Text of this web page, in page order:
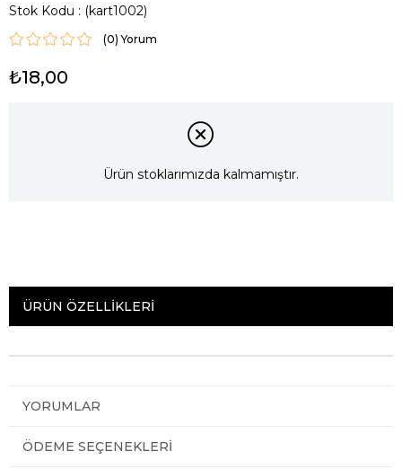
Stok Kodu (kart1002)
(0)
₺18,00
Ürün stoklarımızda kalmamıştır.
ÜRÜN ÖZELLIKLERI
YORUMLAR
ÖDEME SEÇENEKLERI